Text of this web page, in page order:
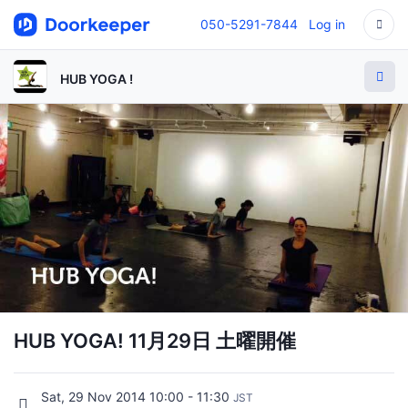
050-5291-7844 Log in
HUB YOGA !
HUB YOGA! 11月29日 土曜開催
Sat, 29 Nov 2014 10:00 - 11:30 JST